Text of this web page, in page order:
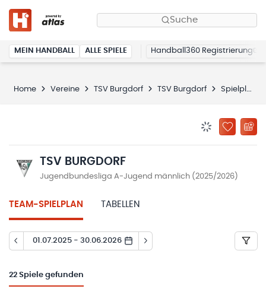
Suche
MEIN HANDBALL ALLE SPIELE Handball360 Registrierung
Home Vereine TSV Burgdorf TSV Burgdorf Spielplan
ZU
TSV BURGDORF
Jugendbundesliga A-Jugend männlich (2025/2026)
TEAM-SPIELPLAN TABELLEN
01.07.2025 - 30.06.2026
22 Spiele gefunden